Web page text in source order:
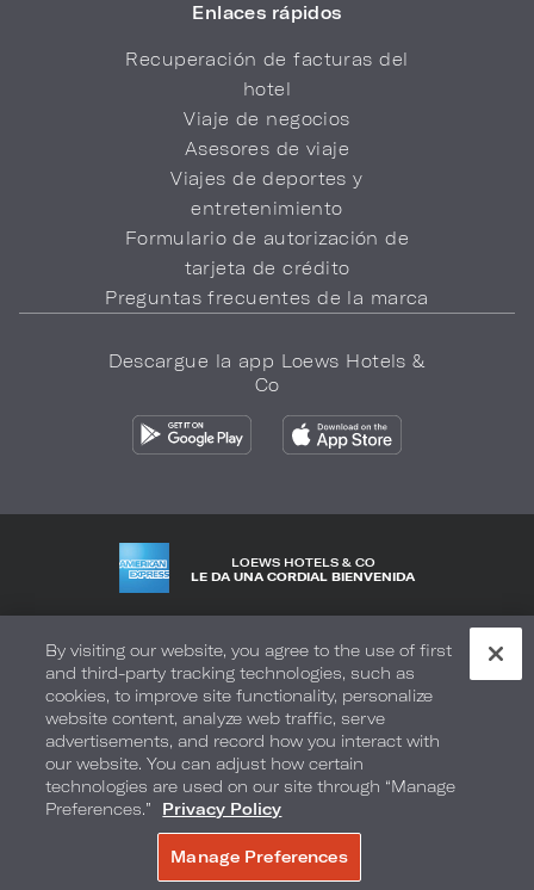
Enlaces rápidos
Recuperación de facturas del
hotel
Viaje de negocios
Asesores de viaje
Viajes de deportes y
entretenimiento
Formulario de autorización de
tarjeta de crédito
Preguntas frecuentes de la marca
Descargue la app Loews Hotels &
Co
LOEWS HOTELS & CO
LE DA UNA CORDIAL BIENVENIDA
Seguridad y bienestar Términos de Uso Accesibilidad
Mapa del sitio Sus opciones de privacidad
DERECHOS DE AUTOR 2026.LOEWS HOTELS & CO
By visiting our website, you agree to the use of first
and third-party tracking technologies, such as
cookies, to improve site functionality, personalize
website content, analyze web traffic, serve
advertisements, and record how you interact with
our website. You can adjust how certain
technologies are used on our site through “Manage
Preferences.”
Privacy Policy
Manage Preferences